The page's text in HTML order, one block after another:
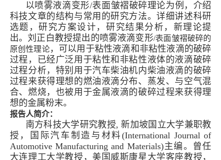
以喷雾液滴变形/表面皱褶破碎理论为例，介绍
科技文章的结构与常用的研究方法。详细讲述科研
选题，研究方案设计，研究结果分析，新理论提
出。刘正白教授提出的喷雾液滴变形/表面皱褶破碎的
原创性理论，可以用于粘性液滴和非粘性液滴的破碎
过程，已经广泛用于粘性和非粘性液体的液滴破碎
过程分析，特别用于汽车柴油机内柴油液滴的破碎
过程来获得理想的燃油液滴分布、蒸发、与空气混
合、燃烧，也被用于金属液滴的破碎过程来获得理
想的金属粉末。
报告人简介：
南方科技大学研究教授, 新加坡国立大学兼职教
授，国际汽车制造与材料(International Journal of
Automotive Manufacturing and Materials)主编。曾任
大连理工大学教授，美国威斯康星大学客座教授，